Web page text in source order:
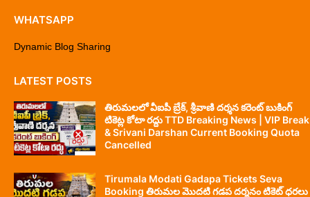
WHATSAPP
Dynamic Blog Sharing
LATEST POSTS
తిరుమలలో వీఐపీ బ్రేక్, శ్రీవాణి దర్శన కరెంట్ బుకింగ్
టికెట్ల కోటా రద్దు TTD Breaking News | VIP Break
& Srivani Darshan Current Booking Quota
Cancelled
Tirumala Modati Gadapa Tickets Seva
Booking తిరుమల మొదటి గడప దర్శనం టికెట్ ధరలు